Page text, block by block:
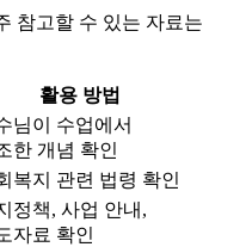
참고할 수 있는 자료는
활용 방법
님이 수업에서
한 개념 확인
복지 관련 법령 확인
정책, 사업 안내,
자료 확인